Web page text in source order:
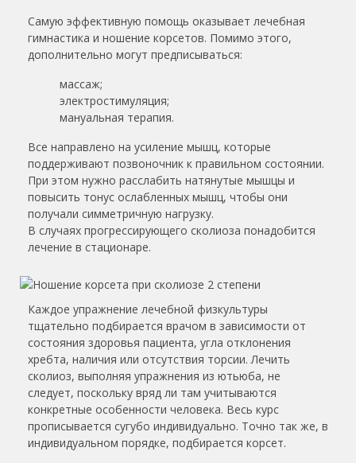
Самую эффективную помощь оказывает лечебная
гимнастика и ношение корсетов. Помимо этого,
дополнительно могут предписываться:
массаж;
электростимуляция;
мануальная терапия.
Все направлено на усиление мышц, которые
поддерживают позвоночник к правильном состоянии.
При этом нужно расслабить натянутые мышцы и
повысить тонус ослабленных мышц, чтобы они
получали симметричную нагрузку.
В случаях прогрессирующего сколиоза понадобится
лечение в стационаре.
Каждое упражнение лечебной физкультуры
тщательно подбирается врачом в зависимости от
состояния здоровья пациента, угла отклонения
хребта, наличия или отсутствия торсии. Лечить
сколиоз, выполняя упражнения из ютьюба, не
следует, поскольку вряд ли там учитываются
конкретные особенности человека. Весь курс
прописывается сугубо индивидуально. Точно так же, в
индивидуальном порядке, подбирается корсет.